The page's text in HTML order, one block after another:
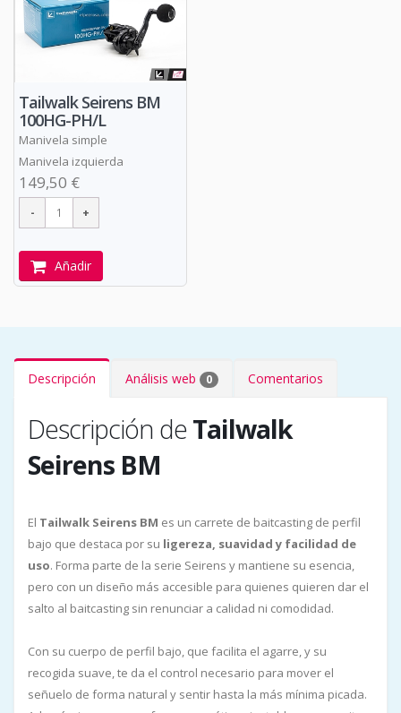
Tailwalk Seirens BM
100HG-PH/L
Manivela simple
Manivela izquierda
149,50 €
Añadir
Descripción Análisis web 0 Comentarios
Descripción deTailwalk
Seirens BM
El Tailwalk Seirens BM es un carrete de baitcasting de perfil
bajo que destaca por su ligereza, suavidad y facilidad de
uso. Forma parte de la serie Seirens y mantiene su esencia,
pero con un diseño más accesible para quienes quieren dar el
salto al baitcasting sin renunciar a calidad ni comodidad.
Con su cuerpo de perfil bajo, que facilita el agarre, y su
recogida suave, te da el control necesario para mover el
señuelo de forma natural y sentir hasta la más mínima picada.